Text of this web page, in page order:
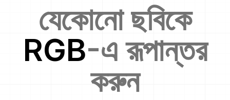
যেকোনো ছবিকে
RGB-এ রূপান্তর
করুন